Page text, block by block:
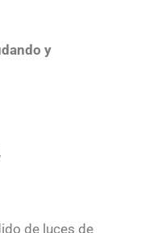
y
de luces de